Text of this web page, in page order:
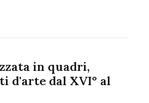
in quadri,
d'arte dal XVI° al